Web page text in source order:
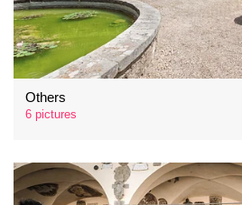
Others
6 pictures